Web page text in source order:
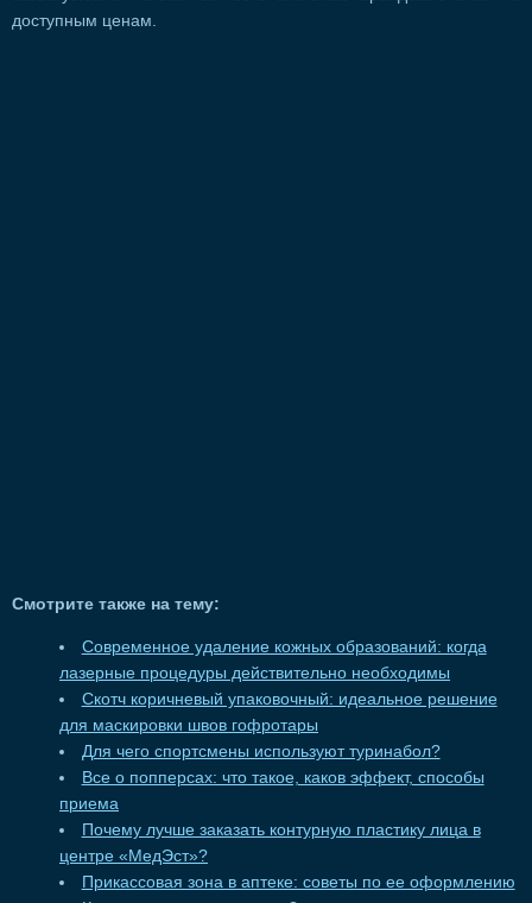
доступным ценам.
Смотрите также на тему:
Современное удаление кожных образований: когда
лазерные процедуры действительно необходимы
Скотч коричневый упаковочный: идеальное решение
для маскировки швов гофротары
Для чего спортсмены используют туринабол?
Все о попперсах: что такое, каков эффект, способы
приема
Почему лучше заказать контурную пластику лица в
центре «МедЭст»?
Прикассовая зона в аптеке: советы по ее оформлению